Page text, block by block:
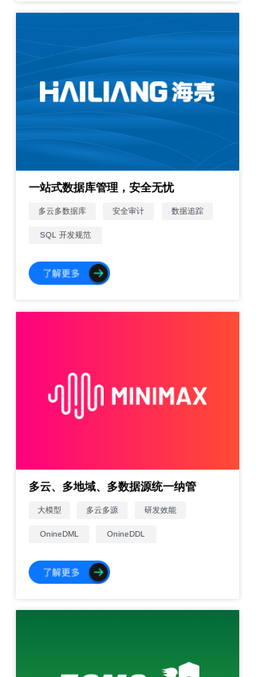
多云、多地域、多数据源统一纳管
大模型 多云多源 研发效能
OnineDML OnineDDL
一站式数据库管理，安全无忧
多云多数据库 安全审计 数据追踪
SQL 开发规范